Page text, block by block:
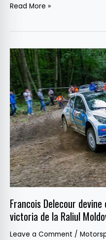
Read More »
Francois Delecour
victoria de la Raliul
Leave a Comment /
Francois
Delecour
devine
campion
național
după
victoria
de
la
Raliul
Moldovei
Cotnari